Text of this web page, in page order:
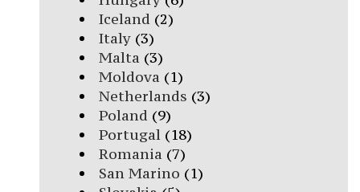
Iceland (2)
Italy(3)
Malta (3)
Moldova (1)
Netherlands (3)
Poland (9)
Portugal(18)
Romania (7)
San Marino (1)